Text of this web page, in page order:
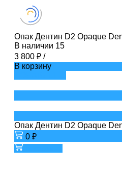
Опак Дентин D2 Opaque
В наличии 15
3 800 ₽ /
В корзину
Опак Дентин D2 Opaque
0 ₽